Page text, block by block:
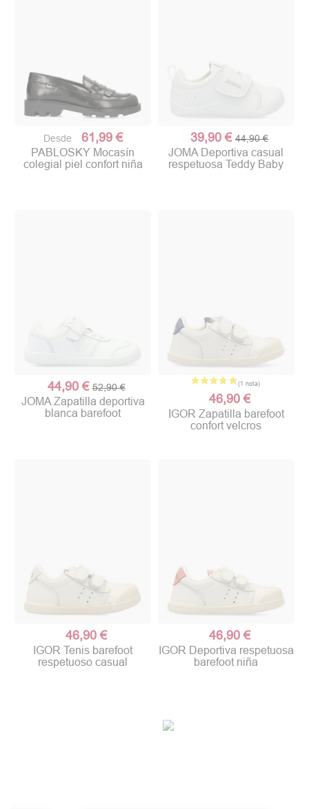
Desde 61,99 €
PABLOSKY Mocasín
colegial piel confort niña
39,90 € 44,90 €
JOMA Deportiva casual
respetuosa Teddy Baby
44,90 € 52,90 €
JOMA Zapatilla deportiva
blanca barefoot
46,90 €
IGOR Zapatilla barefoot
confort velcros
46,90 €
IGOR Tenis barefoot
respetuoso casual
46,90 €
IGOR Deportiva respetuosa
barefoot niña